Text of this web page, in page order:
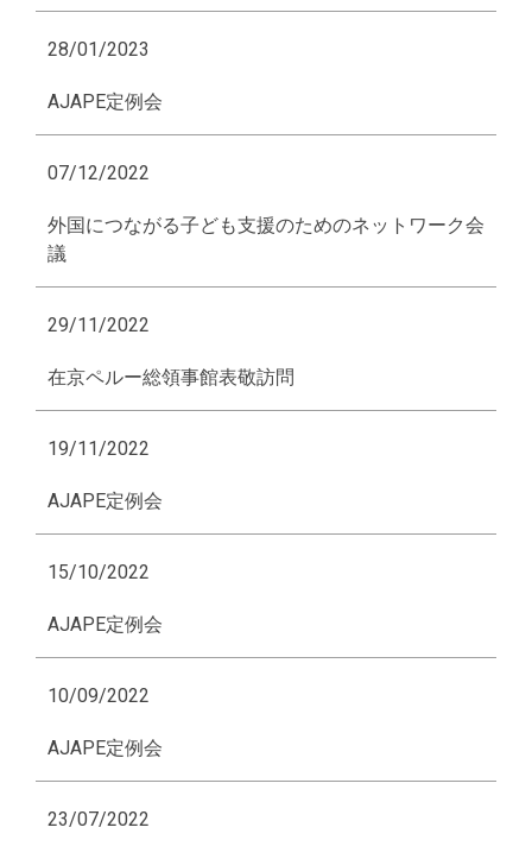
28/01/2023
AJAPE定例会
07/12/2022
外国につながる子ども支援のためのネットワーク会
議
29/11/2022
在京ペルー総領事館表敬訪問
19/11/2022
AJAPE定例会
15/10/2022
AJAPE定例会
10/09/2022
AJAPE定例会
23/07/2022